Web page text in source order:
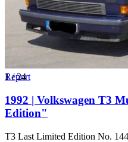
1/24
Report
1992 | Volkswagen T3
Edition"
T3 Last Limited Edition No.